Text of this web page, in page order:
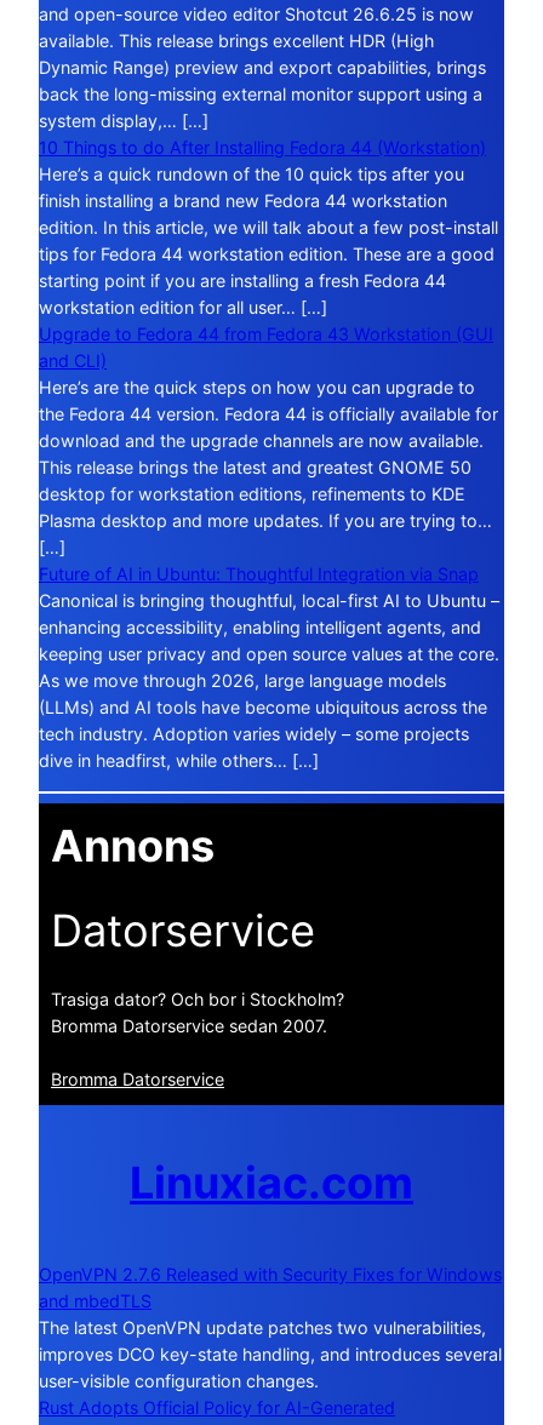
and open-source video editor Shotcut 26.6.25 is now
available. This release brings excellent HDR (High
Dynamic Range) preview and export capabilities, brings
back the long-missing external monitor support using a
system display,… […]
10 Things to do After Installing Fedora 44 (Workstation)
Here’s a quick rundown of the 10 quick tips after you
finish installing a brand new Fedora 44 workstation
edition. In this article, we will talk about a few post-install
tips for Fedora 44 workstation edition. These are a good
starting point if you are installing a fresh Fedora 44
workstation edition for all user… […]
Upgrade to Fedora 44 from Fedora 43 Workstation (GUI
and CLI)
Here’s are the quick steps on how you can upgrade to
the Fedora 44 version. Fedora 44 is officially available for
download and the upgrade channels are now available.
This release brings the latest and greatest GNOME 50
desktop for workstation editions, refinements to KDE
Plasma desktop and more updates. If you are trying to…
[…]
Future of AI in Ubuntu: Thoughtful Integration via Snap
Canonical is bringing thoughtful, local-first AI to Ubuntu –
enhancing accessibility, enabling intelligent agents, and
keeping user privacy and open source values at the core.
As we move through 2026, large language models
(LLMs) and AI tools have become ubiquitous across the
tech industry. Adoption varies widely – some projects
dive in headfirst, while others… […]
Annons
Datorservice
Trasiga dator? Och bor i Stockholm?
Bromma Datorservice sedan 2007.
Bromma Datorservice
Linuxiac.com
OpenVPN 2.7.6 Released with Security Fixes for Windows
and mbedTLS
The latest OpenVPN update patches two vulnerabilities,
improves DCO key-state handling, and introduces several
user-visible configuration changes.
Rust Adopts Official Policy for AI-Generated